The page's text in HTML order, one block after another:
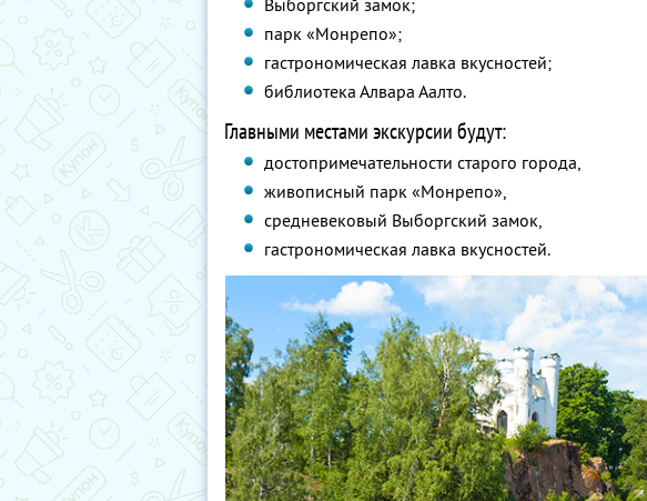
Выборгский замок;
парк «Монрепо»;
гастрономическая лавка вкусностей;
библиотека Алвара Аалто.
Главными местами экскурсии будут:
достопримечательности старого города,
живописный парк «Монрепо»,
средневековый Выборгский замок,
гастрономическая лавка вкусностей.